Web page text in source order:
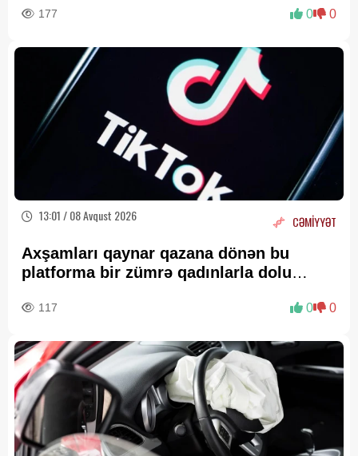
177 0 0
13:01 / 08 Avqust 2026 CƏMİYYƏT
Axşamları qaynar qazana dönən bu
platforma bir zümrə qadınlarla dolu
117 0 0